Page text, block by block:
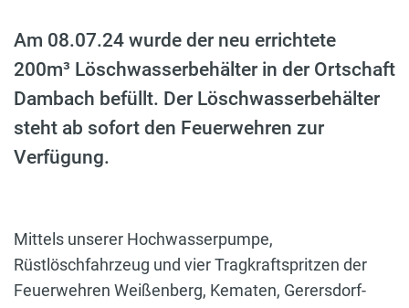
Am 08.07.24 wurde der neu errichtete
200m³ Löschwasserbehälter in der Ortschaft
Dambach befüllt. Der Löschwasserbehälter
steht ab sofort den Feuerwehren zur
Verfügung.
Mittels unserer Hochwasserpumpe,
Rüstlöschfahrzeug und vier Tragkraftspritzen der
Feuerwehren Weißenberg, Kematen, Gerersdorf-